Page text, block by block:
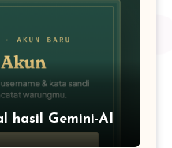
hasil Gemini-AI